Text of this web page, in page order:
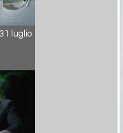
luglio